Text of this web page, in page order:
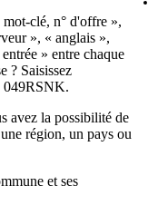
clé, n° d'offre »,
», « anglais »,
» entre chaque
? Saisissez
049RSNK.
avez la possibilité de
région, un pays ou
et ses